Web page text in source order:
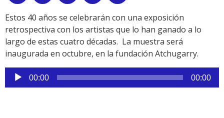
Link
Estos 40 años se celebrarán con una exposición
retrospectiva con los artistas que lo han ganado a lo
largo de estas cuatro décadas. La muestra será
inaugurada en octubre, en la fundación Atchugarry.
Reproductor
de
00:00 00:00